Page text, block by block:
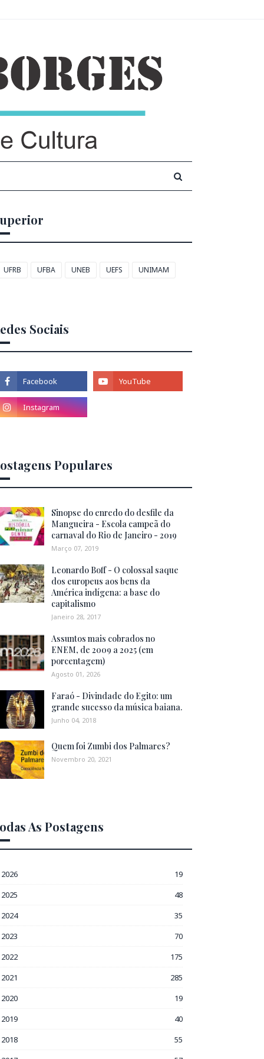
UFRB UFBA UNEB UEFS UNIMAM
Sociais
Populares
Sinopse do enredo do desfile da
Mangueira - Escola campeã do
carnaval do Rio de Janeiro - 2019
Março 07, 2019
Leonardo Boff - O colossal saque
dos europeus aos bens da
América indígena: a base do
capitalismo
Janeiro 28, 2017
Assuntos mais cobrados no
ENEM, de 2009 a 2025 (em
porcentagem)
Agosto 01, 2026
Faraó - Divindade do Egito: um
grande sucesso da música baiana.
Junho 04, 2018
Quem foi Zumbi dos Palmares?
Novembro 20, 2021
As Postagens
2026
19
2025
48
2024
35
2023
70
2022
175
2021
285
2020
19
2019
40
2018
55